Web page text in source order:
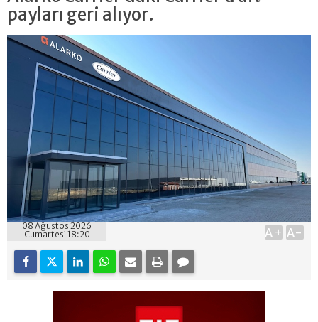
payları geri alıyor.
08 Ağustos 2026
Cumartesi 18:20
A+ A-